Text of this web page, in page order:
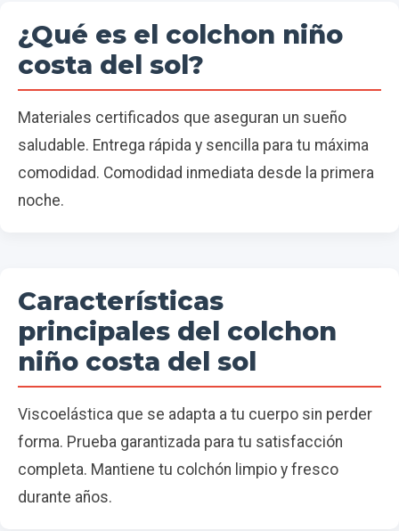
¿Qué es el colchon niño
costa del sol?
Materiales certificados que aseguran un sueño
saludable. Entrega rápida y sencilla para tu máxima
comodidad. Comodidad inmediata desde la primera
noche.
Características
principales del colchon
niño costa del sol
Viscoelástica que se adapta a tu cuerpo sin perder
forma. Prueba garantizada para tu satisfacción
completa. Mantiene tu colchón limpio y fresco
durante años.